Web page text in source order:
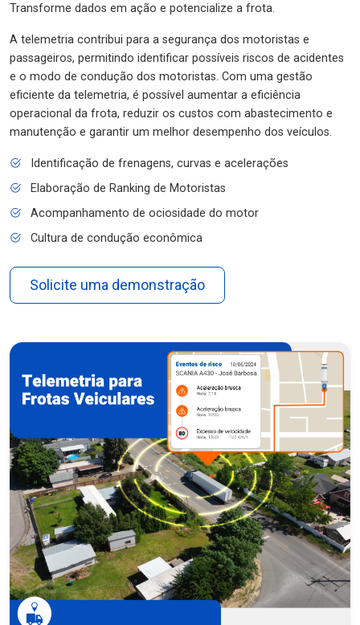
Transforme dados em ação e potencialize a frota.
A telemetria contribui para a segurança dos motoristas e
passageiros, permitindo identificar possíveis riscos de acidentes
e o modo de condução dos motoristas. Com uma gestão
eficiente da telemetria, é possível aumentar a eficiência
operacional da frota, reduzir os custos com abastecimento e
manutenção e garantir um melhor desempenho dos veículos.
Identificação de frenagens, curvas e acelerações
Elaboração de Ranking de Motoristas
Acompanhamento de ociosidade do motor
Cultura de condução econômica
Solicite uma demonstração